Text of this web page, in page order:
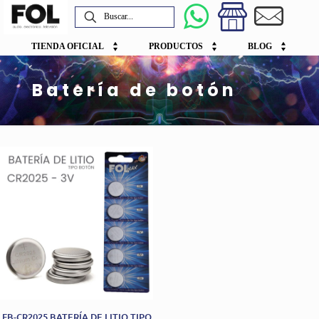
TIENDA OFICIAL PRODUCTOS BLOG
Batería de botón